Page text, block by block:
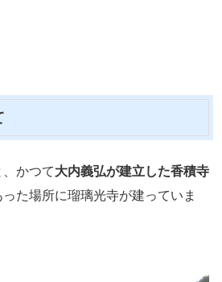
かつて大内義弘が建立した香積寺
った場所に瑠璃光寺が建っていま